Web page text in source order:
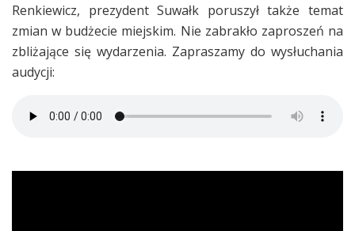
Renkiewicz, prezydent Suwałk poruszył także temat
zmian w budżecie miejskim. Nie zabrakło zaproszeń na
zbliżające się wydarzenia. Zapraszamy do wysłuchania
audycji: